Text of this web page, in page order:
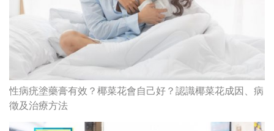
性病疣塗藥膏有效？椰菜花會自己好？認識椰菜花成因、病
徵及治療方法